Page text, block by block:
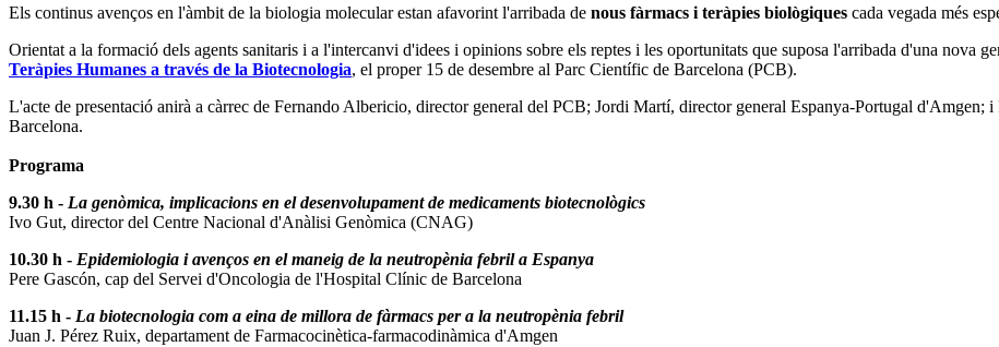
Els continus avenços en l'àmbit de la biologia molecular estan afavorint l'arribada de nous fàrmacs i teràpies biològiques cada vegada més
Orientat a la formació dels agents sanitaris i a l'intercanvi d'idees i opinions sobre els reptes i les oportunitats que suposa l'arribada d'una nova
Teràpies Humanes a través de la Biotecnologia, el proper 15 de desembre al Parc Científic de Barcelona (PCB).
L'acte de presentació anirà a càrrec de Fernando Albericio, director general del PCB; Jordi Martí, director general Espanya-Portugal
Barcelona.
Programa
9.30 h - La genòmica, implicacions en el desenvolupament de medicaments biotecnològics
Ivo Gut, director del Centre Nacional d'Anàlisi Genòmica (CNAG)
10.30 h - Epidemiologia i avenços en el maneig de la neutropènia febril a Espanya
Pere Gascón, cap del Servei d'Oncologia de l'Hospital Clínic de Barcelona
11.15 h - La biotecnologia com a eina de millora de fàrmacs per a la neutropènia febril
Juan J. Pérez Ruix, departament de Farmacocinètica-farmacodinàmica d'Amgen